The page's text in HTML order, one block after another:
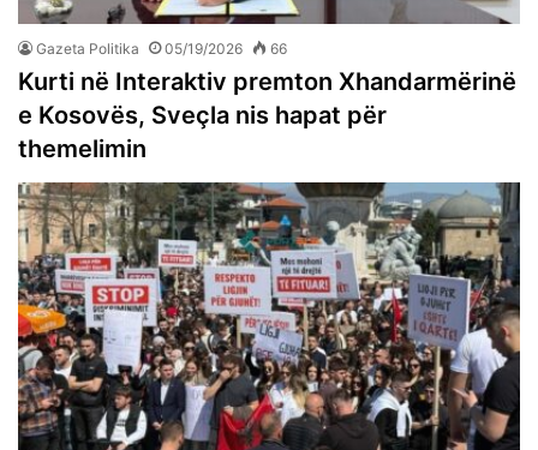
Gazeta Politika 05/19/2026 66
Kurti në Interaktiv premton Xhandarmërinë
e Kosovës, Sveçla nis hapat për
themelimin